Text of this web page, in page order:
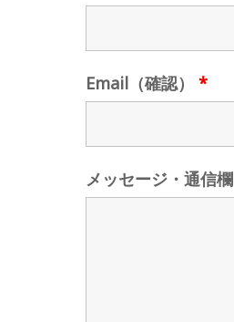
Email（確認） *
メッセージ・通信欄